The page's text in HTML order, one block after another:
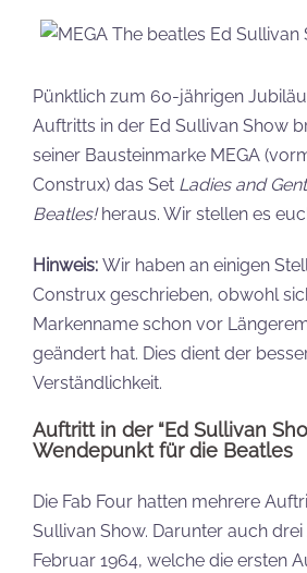
Pünktlich zum 60-jährigen
Auftritts in der Ed Sullivan Show
seiner Bausteinmarke MEGA
Construx) das Set Ladies and
Beatles!heraus. Wir stellen es
Hinweis: Wir haben an einigen
Construx geschrieben, obwohl
Markenname schon vor
geändert hat. Dies dient der
Verständlichkeit.
Auftritt in der “Ed Sullivan
Wendepunkt für die Beatles
Die Fab Four hatten mehrere
Sullivan Show. Darunter auch
Februar 1964, welche die ersten